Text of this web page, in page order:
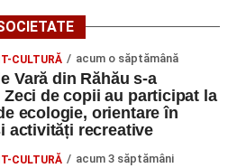
CULTURĂ acum o săptămână
Vară din Răhău s-a
de copii au participat la
ecologie, orientare în
activități recreative
CULTURĂ acum 3 săptămâni